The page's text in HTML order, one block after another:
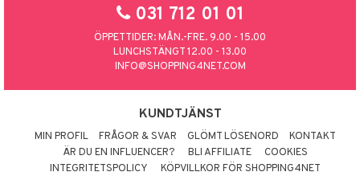
031 712 01 01
ÖPPETTIDER: MÅN.-FRE. 9.00 - 15.00
LUNCHSTÄNGT 12.00 - 13.00
INFO@SHOPPING4NET.COM
KUNDTJÄNST
MIN PROFIL FRÅGOR & SVAR GLÖMT LÖSENORD
KONTAKT
ÄR DU EN INFLUENCER?
BLI AFFILIATE
COOKIES
INTEGRITETSPOLICY
KÖPVILLKOR FÖR SHOPPING4NET